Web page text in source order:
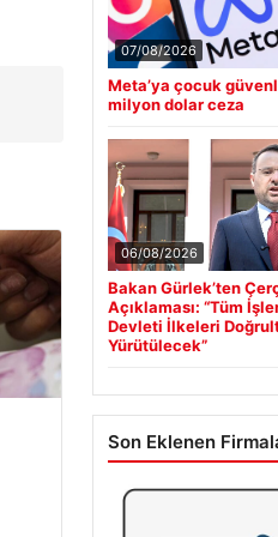
07/08/2026
Meta’ya çocuk
milyon dolar ceza
06/08/2026
Bakan Gürlek’ten
Açıklaması: “Tüm
Devleti İlkeleri
Yürütülecek”
Son Eklenen